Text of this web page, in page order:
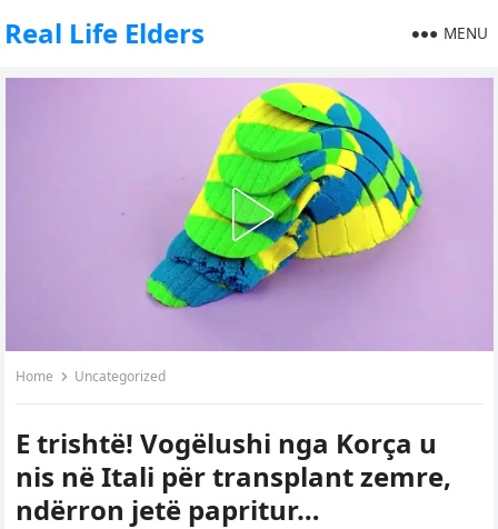
Real Life Elders MENU
Home Uncategorized
E trishtë! Vogëlushi nga Korça u
nis në Itali për transplant zemre,
ndërron jetë papritur…